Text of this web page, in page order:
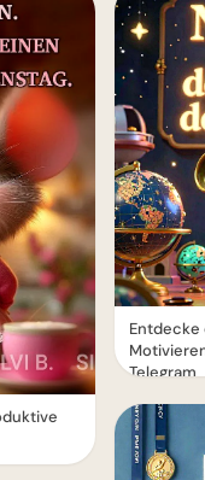
Entdecke
Telegram